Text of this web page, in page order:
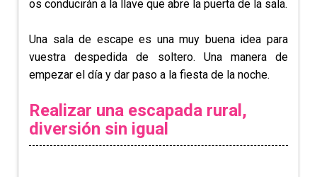
os conducirán a la llave que abre la puerta de la sala.
Una sala de escape es una muy buena idea para
vuestra despedida de soltero. Una manera de
empezar el día y dar paso a la fiesta de la noche.
Realizar una escapada rural,
diversión sin igual